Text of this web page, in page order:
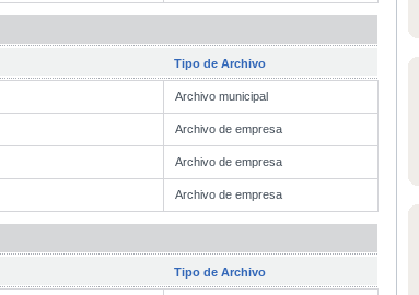
Tipo de Archivo
Archivo municipal
Archivo de empresa
Archivo de empresa
Archivo de empresa
Tipo de Archivo